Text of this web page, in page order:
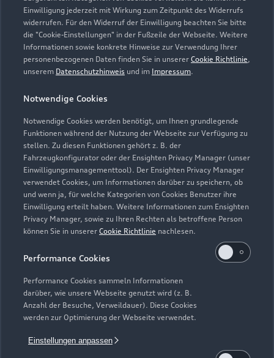
Einwilligung jederzeit mit Wirkung zum Zeitpunkt des Widerrufs
widerrufen. Für den Widerruf der Einwilligung beachten Sie bitte
die "Cookie-Einstellungen" in der Fußzeile der Webseite. Weitere
Informationen sowie konkrete Hinweise zur Verwendung Ihrer
personenbezogenen Daten finden Sie in unserer Cookie Richtlinie,
unserem Datenschutzhinweis und im Impressum.
Notwendige Cookies
Notwendige Cookies werden benötigt, um Ihnen grundlegende
Funktionen während der Nutzung der Webseite zur Verfügung zu
stellen. Zu diesen Funktionen gehört z. B. der
Fahrzeugkonfigurator oder der Ensighten Privacy Manager (unser
Einwilligungsmanagementtool). Der Ensighten Privacy Manager
verwendet Cookies, um Informationen darüber zu speichern, ob
und wenn ja, für welche Kategorien von Cookies Benutzer ihre
Einwilligung erteilt haben. Weitere Informationen zum Ensighten
Privacy Manager, sowie zu Ihren Rechten als betroffene Person
können Sie in unserer Cookie Richtlinie nachlesen.
Performance Cookies
Performance Cookies sammeln Informationen
darüber, wie unsere Webseite genutzt wird (z. B.
Anzahl der Besuche, Verweildauer). Diese Cookies
werden zur Optimierung der Webseite verwendet.
Einstellungen anpassen
kaarst@moll.de
Kontaktdaten herunterladen
Öffnungszeiten
Service
Geöffnet bis18:00